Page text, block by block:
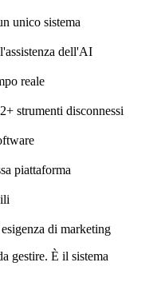
unico sistema
dell'AI
reale
strumenti disconnessi
piattaforma
di marketing
gestire. È il sistema